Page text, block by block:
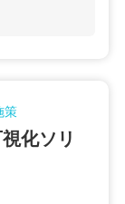
策
化ソリ